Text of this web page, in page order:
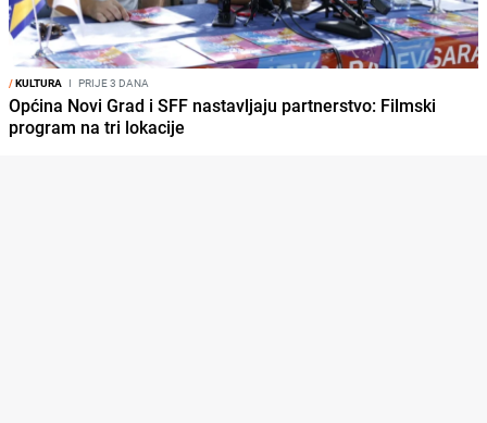
/KULTURA I PRIJE 3 DANA
Općina Novi Grad i SFF nastavljaju partnerstvo: Filmski
program na tri lokacije